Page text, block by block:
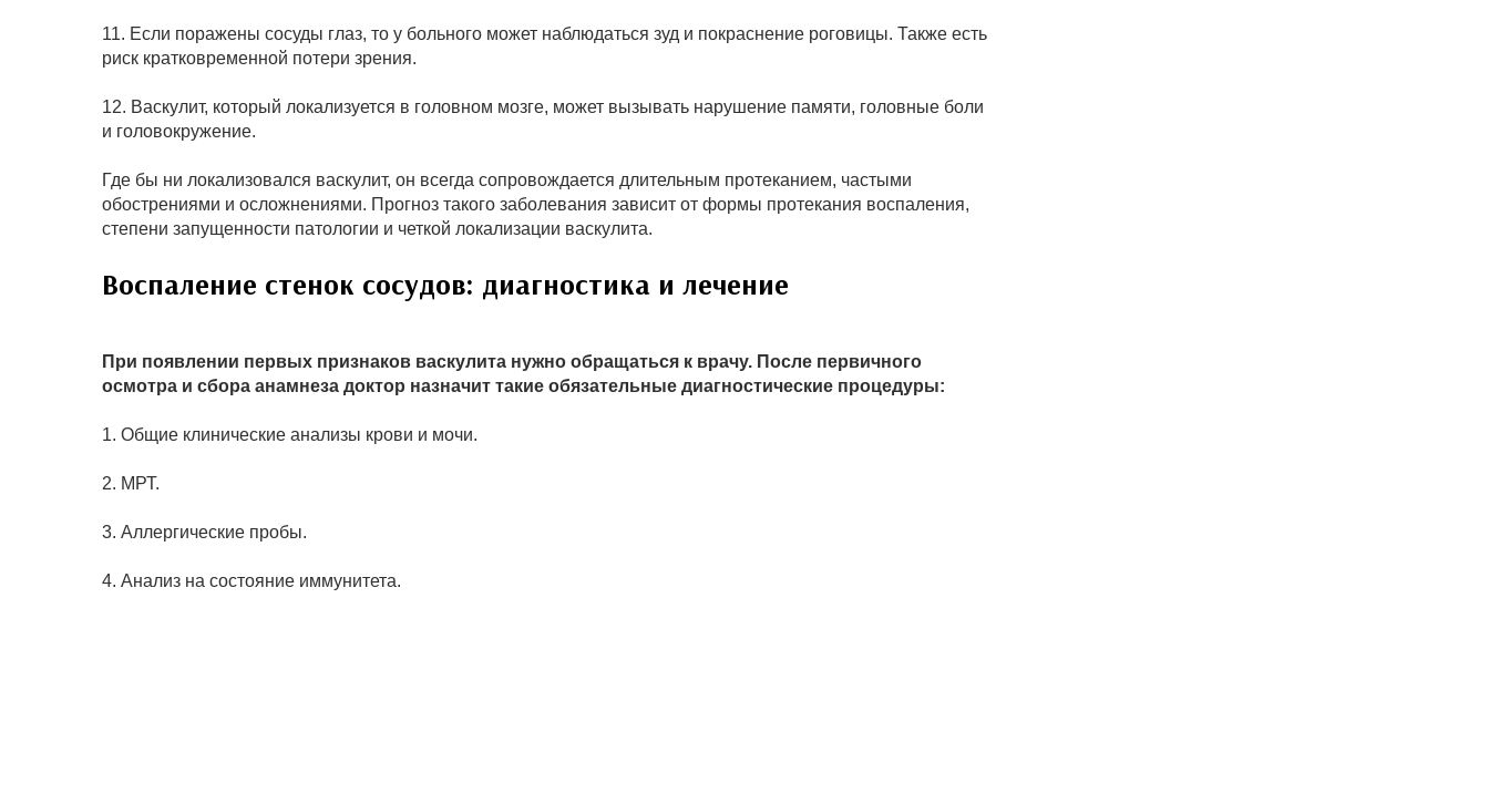
11. Если поражены сосуды глаз, то у больного может наблюдаться зуд и покраснение роговицы. Также есть
риск кратковременной потери зрения.
12. Васкулит, который локализуется в головном мозге, может вызывать нарушение памяти, головные боли
и головокружение.
Где бы ни локализовался васкулит, он всегда сопровождается длительным протеканием, частыми
обострениями и осложнениями. Прогноз такого заболевания зависит от формы протекания воспаления,
степени запущенности патологии и четкой локализации васкулита.
Воспаление стенок сосудов: диагностика и лечение
При появлении первых признаков васкулита нужно обращаться к врачу. После первичного
осмотра и сбора анамнеза доктор назначит такие обязательные диагностические процедуры:
1. Общие клинические анализы крови и мочи.
2. МРТ.
3. Аллергические пробы.
4. Анализ на состояние иммунитета.